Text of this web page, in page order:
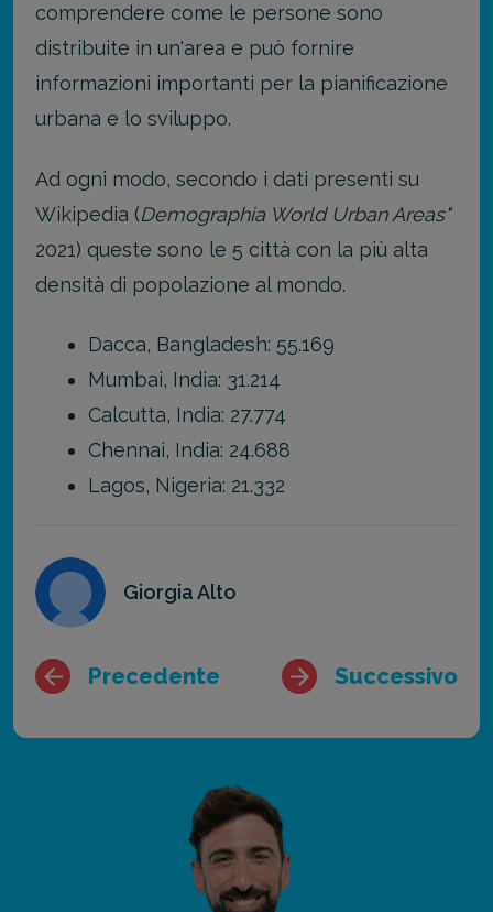
comprendere come le persone sono
distribuite in un'area e può fornire
informazioni importanti per la pianificazione
urbana e lo sviluppo.
Ad ogni modo, secondo i dati presenti su
Wikipedia (Demographia World Urban Areas"
2021) queste sono le 5 città con la più alta
densità di popolazione al mondo.
Dacca, Bangladesh: 55.169
Mumbai, India: 31.214
Calcutta, India: 27.774
Chennai, India: 24.688
Lagos, Nigeria: 21.332
Giorgia Alto
Precedente Successivo